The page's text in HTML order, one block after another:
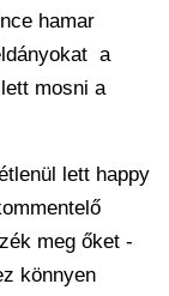
hamar
a
mosni a
lett happy
meg őket -
könnyen